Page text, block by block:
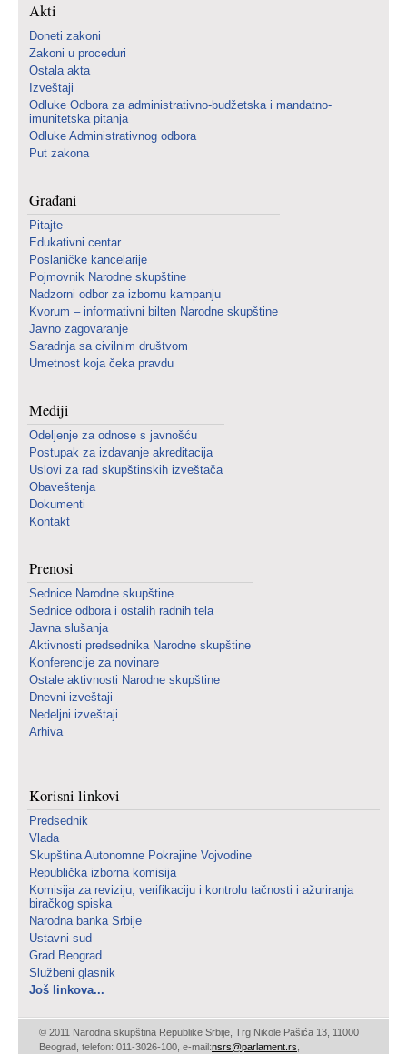
Akti
Doneti zakoni
Zakoni u proceduri
Ostala akta
Izveštaji
Odluke Odbora za administrativno-budžetska i mandatno-
imunitetska pitanja
Odluke Administrativnog odbora
Put zakona
Građani
Pitajte
Edukativni centar
Poslaničke kancelarije
Pojmovnik Narodne skupštine
Nadzorni odbor za izbornu kampanju
Kvorum – informativni bilten Narodne skupštine
Javno zagovaranje
Saradnja sa civilnim društvom
Umetnost koja čeka pravdu
Mediji
Odeljenje za odnose s javnošću
Postupak za izdavanje akreditacija
Uslovi za rad skupštinskih izveštača
Obaveštenja
Dokumenti
Kontakt
Prenosi
Sednice Narodne skupštine
Sednice odbora i ostalih radnih tela
Javna slušanja
Aktivnosti predsednika Narodne skupštine
Konferencije za novinare
Ostale aktivnosti Narodne skupštine
Dnevni izveštaji
Nedeljni izveštaji
Arhiva
Korisni linkovi
Predsednik
Vlada
Skupština Autonomne Pokrajine Vojvodine
Republička izborna komisija
Komisija za reviziju, verifikaciju i kontrolu tačnosti i ažuriranja
biračkog spiska
Narodna banka Srbije
Ustavni sud
Grad Beograd
Službeni glasnik
Još linkova...
© 2011 Narodna skupština Republike Srbije, Trg Nikole Pašića 13, 11000
Beograd, telefon: 011-3026-100, e-mail:nsrs@parlament.rs